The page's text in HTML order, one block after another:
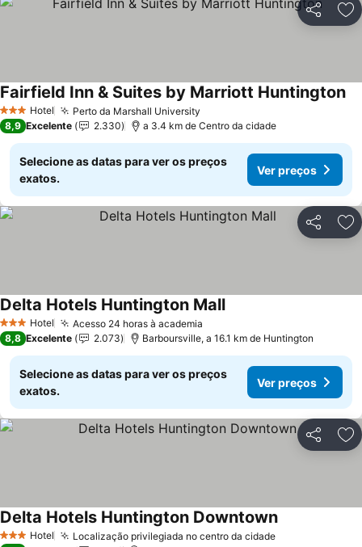
Partilhar
3 EstrelasHotel Perto da Marshall University
Fairfield Inn & Suites by Marriott Huntington
8,9 Excelente 2.330 a 3.4 km de Centro da cidade
Selecione as datas para ver os preços
exatos.
Ver preços
Partilhar
3 EstrelasHotel Acesso 24 horas à academia
Delta Hotels Huntington MallVer preços
8,8 Excelente 2.073 Barboursville, a 16.1 km de Huntington
Selecione as datas para ver os preços
exatos.
Ver preços
Partilhar
3 EstrelasHotel Localização privilegiada no centro da cidadeVer preços
Delta Hotels Huntington DowntownVer preços